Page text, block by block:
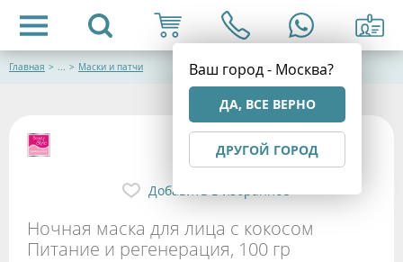
Ваш город - Москва?
ДА, ВСЕ ВЕРНО
ДРУГОЙ ГОРОД
Главная > ... > Маски и патчи
Ночная маска для лица с кокосом
Питание и регенерация, 100 гр
Добавить в избранное